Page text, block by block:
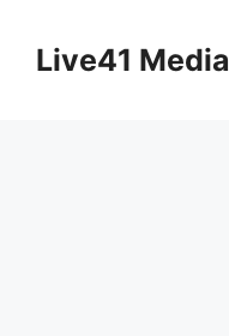
contentLive41 Media